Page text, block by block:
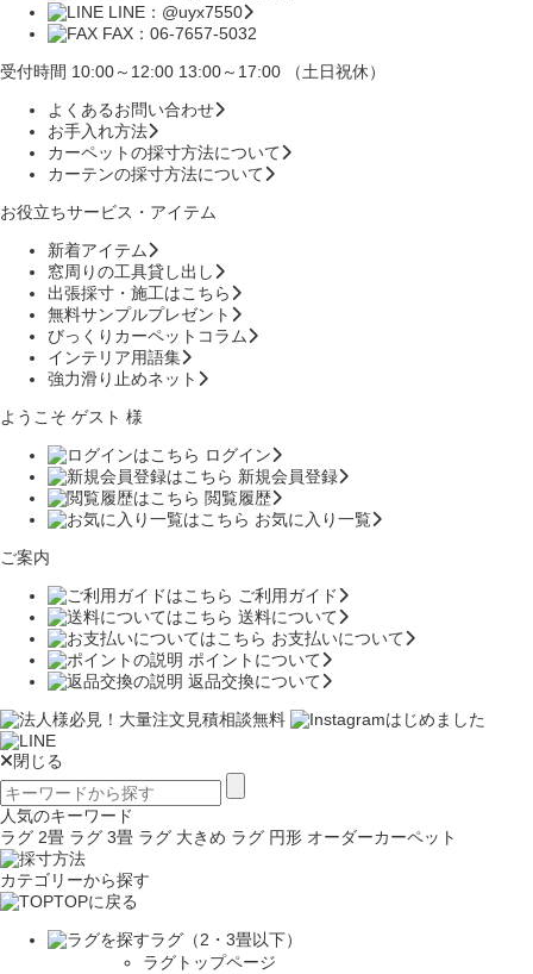
LINE：@uyx7550
FAX：06-7657-5032
受付時間 10:00～12:00 13:00～17:00 （土日祝休）
よくあるお問い合わせ
お手入れ方法
カーペットの採寸方法について
カーテンの採寸方法について
お役立ちサービス・アイテム
新着アイテム
窓周りの工具貸し出し
出張採寸・施工はこちら
無料サンプルプレゼント
びっくりカーペットコラム
インテリア用語集
強力滑り止めネット
ようこそ ゲスト 様
ログイン
新規会員登録
閲覧履歴
お気に入り一覧
ご案内
ご利用ガイド
送料について
お支払いについて
ポイントについて
返品交換について
閉じる
人気のキーワード
ラグ 2畳 ラグ 3畳 ラグ 大きめ ラグ 円形 オーダーカーペット
カテゴリーから探す
TOPに戻る
ラグ（2・3畳以下）
ラグトップページ